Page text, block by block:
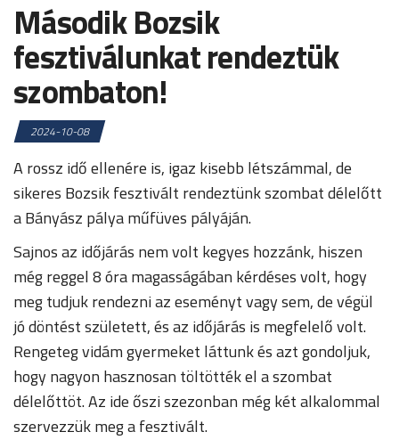
Második Bozsik
fesztiválunkat rendeztük
szombaton!
2024-10-08
A rossz idő ellenére is, igaz kisebb létszámmal, de
sikeres Bozsik fesztivált rendeztünk szombat délelőtt
a Bányász pálya műfüves pályáján.
Sajnos az időjárás nem volt kegyes hozzánk, hiszen
még reggel 8 óra magasságában kérdéses volt, hogy
meg tudjuk rendezni az eseményt vagy sem, de végül
jó döntést született, és az időjárás is megfelelő volt.
Rengeteg vidám gyermeket láttunk és azt gondoljuk,
hogy nagyon hasznosan töltötték el a szombat
délelőttöt. Az ide őszi szezonban még két alkalommal
szervezzük meg a fesztivált.